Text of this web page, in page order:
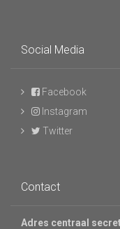
Social Media
Facebook
Instagram
Twitter
Contact
Adres centraal